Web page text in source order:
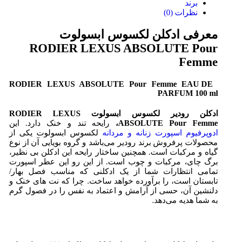
برند
نظرات (0)
معرفی ادکلن لکسوس ابسولوت
RODIER LEXUS ABSOLUTE Pour
Femme
RODIER LEXUS ABSOLUTE Pour Femme EAU DE
PARFUM 100 ml
ادکلن رودیر لکسوس ابسولوت RODIER LEXUS
ABSOLUTE Pour Femme،
رایحه تند و خنک دارد. این
ادوپرفیوم اسپورت زنانه و مردانه لکسوس ابسولوت یکی از
محصولات پرفروش برند رودیر می‌باشد و گروه بویایی آن از نوع
گیاه و مرکبات است. همچنین ساختار رایحه این ادکلن بی نظیر،
برگ چای، مرکبات و چوب است. از این رو این عطر اسپورت
تمامی انتظارات شما از یک ادکلنی که مناسب فصل بهار/
تابستان است، را برآورده خواهد ساخت. چرا که نت های خنک و
دلنشین آن، حسی از آرامش و اعتماد به نفس را در فصول گرم
به شما هدیه می‌دهد.